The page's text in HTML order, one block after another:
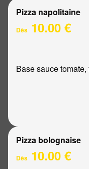
Pizza napolitaine
Dès 10.00 €
Base sauce
Pizza bolognaise
Dès 10.00 €